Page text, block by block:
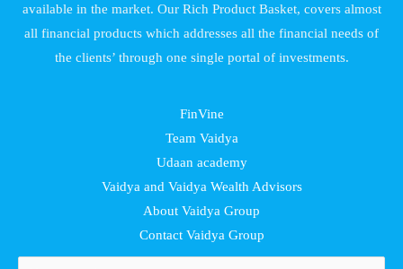
available in the market. Our Rich Product Basket, covers almost
all financial products which addresses all the financial needs of
the clients’ through one single portal of investments.
FinVine
Team Vaidya
Udaan academy
Vaidya and Vaidya Wealth Advisors
About Vaidya Group
Contact Vaidya Group